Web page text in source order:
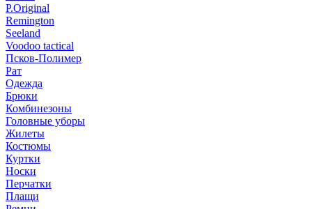
P.Original
Remington
Seeland
Voodoo tactical
Псков-Полимер
Рат
Одежда
Брюки
Комбинезоны
Головные уборы
Жилеты
Костюмы
Куртки
Носки
Перчатки
Плащи